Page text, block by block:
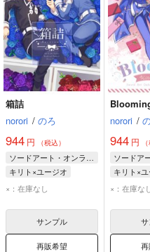
箱詰
norori / のろ
944 円 （税込）
ソードアート・オンライン
キリト×ユージオ
キリト
ユージオ
×：在庫なし
サンプル
再販希望
norori /
944 円
キリト×
キリト
×：在庫な